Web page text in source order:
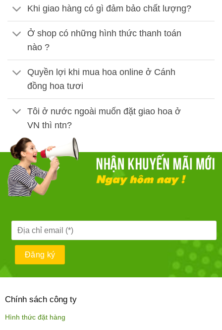
Khi giao hàng có gì đảm bảo chất lượng?
Ở shop có những hình thức thanh toán
nào ?
Quyền lợi khi mua hoa online ở Cánh
đồng hoa tươi
Tôi ở nước ngoài muốn đặt giao hoa ở
VN thì ntn?
Chính sách công ty
Hình thức đặt hàng